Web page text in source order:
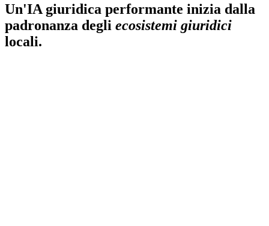
Un'IA giuridica performante inizia dalla
padronanza degli ecosistemi giuridici
locali.